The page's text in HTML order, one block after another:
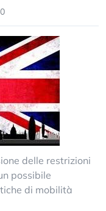
delle restrizioni
possibile
di mobilità